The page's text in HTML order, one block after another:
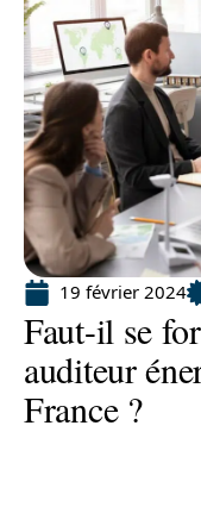
19 février 2024
Faut-il se
auditeur
France ?